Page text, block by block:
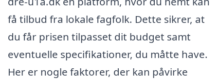
få tilbud fra lokale fagfolk. Dette sikrer, at
du får prisen tilpasset dit budget samt
eventuelle specifikationer, du måtte have.
Her er nogle faktorer, der kan påvirke